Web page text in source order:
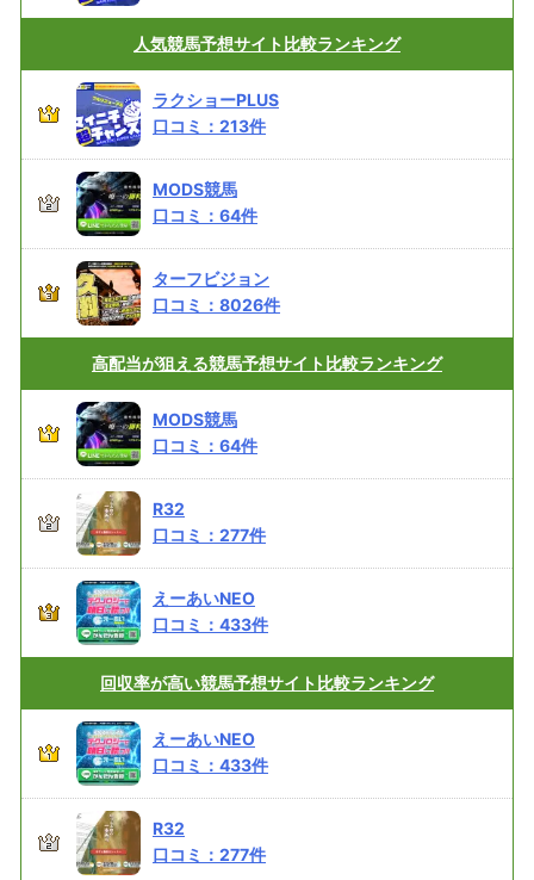
人気競馬予想サイト 比較ランキング
ラクショーPLUS
口コミ： 213件
MODS競馬
口コミ： 64件
ターフビジョン
口コミ： 8026件
高配当が狙える競馬予想サイト比較ランキング
MODS競馬
口コミ： 64件
R32
口コミ： 277件
えーあいNEO
口コミ： 433件
回収率が高い競馬予想サイト比較ランキング
えーあいNEO
口コミ： 433件
R32
口コミ： 277件